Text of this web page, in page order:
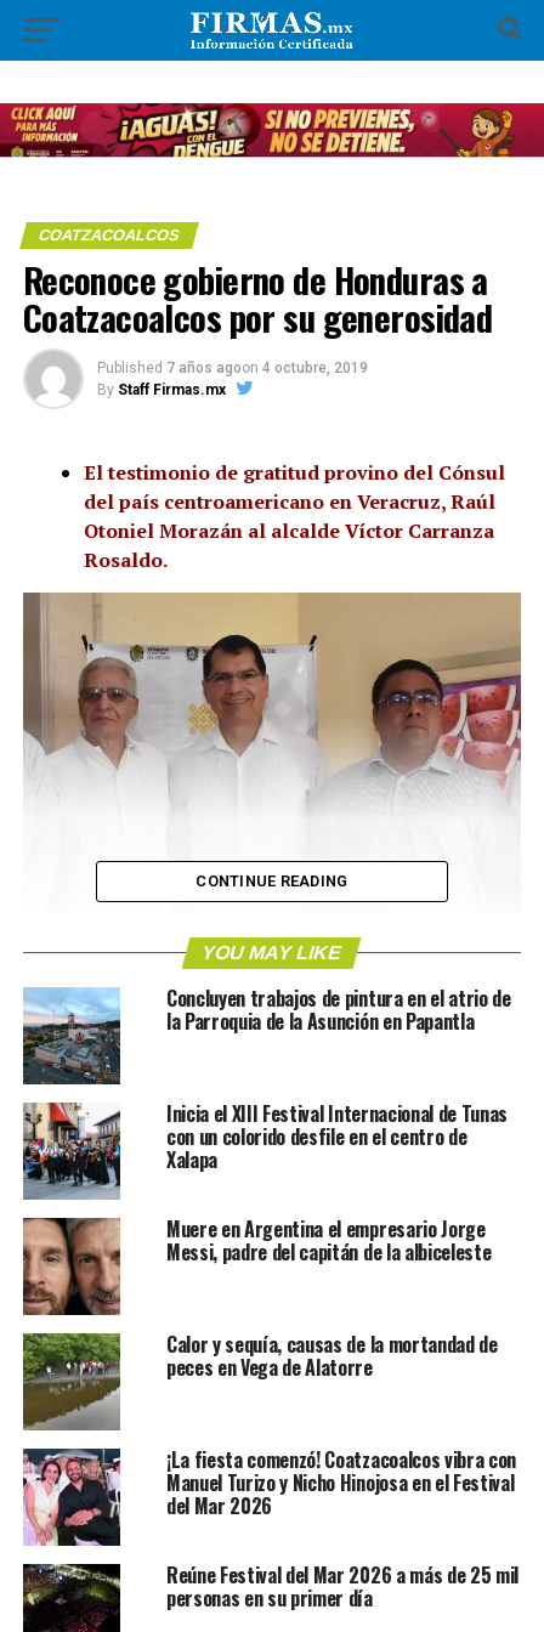
COATZACOALCOS
Reconoce gobierno de Honduras a
Coatzacoalcos por su generosidad
Published 7 años agoon 4 octubre, 2019
By Staff Firmas.mx
El testimonio de gratitud provino del Cónsul
del país centroamericano en Veracruz, Raúl
Otoniel Morazán al alcalde Víctor Carranza
Rosaldo.
Coatzacoalcos, Ver. El Cónsul de Honduras en
Veracruz, Raúl Otoniel Morazán, acudió
aCoatzacoalcos al “Foro de Migración en Veracruz:
Hospitalidad y Derechos”
municipio es vinculante en materia de migración
yagradeció al Gobierno Municipal en nombre de la
población y Gobierno de Honduras por “ser un
pueblo muy hospitalario”
Otoniel Morazán,al platicar unos minutos con el
Alcalde Víctor Manuel Carranza Rosaldo, comentó que
en Honduras se conoce la idiosincrasia del municipio y
se sabe de los esfuerzos que su gobierno actual está
realizando en función de laprotección de los derechos
humanos de los migrantes.
gobierno está tomando las medidas parafortalecer a la
comunidad hondureña que está en Coatzacoalcos
CONTINUE READING
YOU MAY LIKE
Concluyen trabajos de pintura en el atrio de
la Parroquia de la Asunción en Papantla
Inicia el XIII Festival Internacional de Tunas
con un colorido desfile en el centro de
Xalapa
Muere en Argentina el empresario Jorge
Messi, padre del capitán de la albiceleste
Calor y sequía, causas de la mortandad de
peces en Vega de Alatorre
¡La fiesta comenzó! Coatzacoalcos vibra con
Manuel Turizo y Nicho Hinojosa en el Festival
del Mar 2026
Reúne Festival del Mar 2026 a más de 25 mil
personas en su primer día